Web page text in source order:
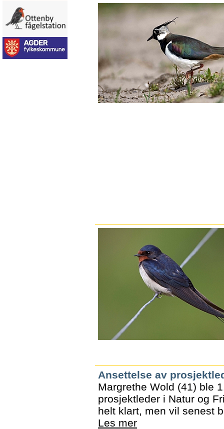
Ansettelse av
Margrethe Wold (41) ble
prosjektleder i Natur og
helt klart, men vil senest
Les mer